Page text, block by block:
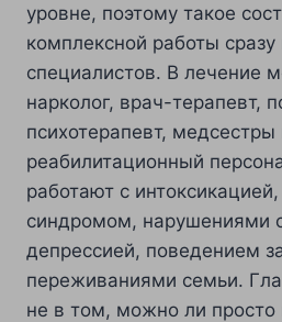
уровне, поэтому такое
комплексной работы сразу
специалистов. В лечение
нарколог, врач-терапевт,
психотерапевт, медсестры
реабилитационный
работают с
синдромом, нарушениями
депрессией, поведением
переживаниями семьи.
не в том, можно ли просто